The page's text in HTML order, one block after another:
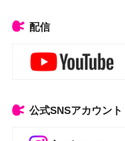
配信
公式SNSアカウント